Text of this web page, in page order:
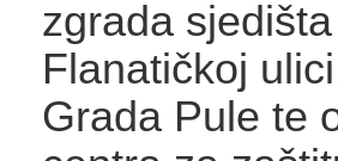
zgrada
Flanatičkoj
Grada Pule te